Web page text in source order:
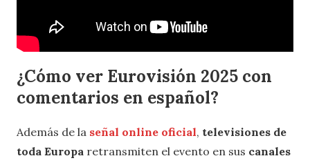
¿Cómo ver Eurovisión 2025 con
comentarios en español?
Además de la señal online oficial, televisiones de
toda Europa retransmiten el evento en sus canales